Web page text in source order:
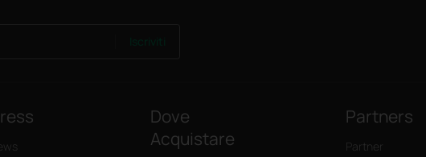
Dove
Acquistare
Partners
Partner